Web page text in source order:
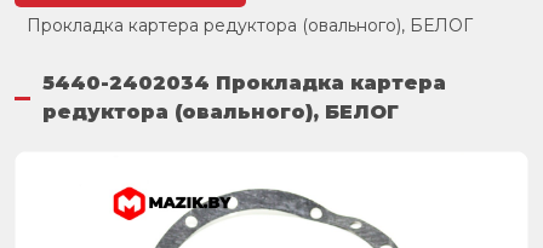
Прокладка картера редуктора (овального), БЕЛОГ
5440-2402034 Прокладка картера
редуктора (овального), БЕЛОГ